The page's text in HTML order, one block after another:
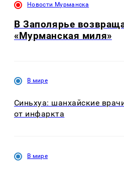
Новости Мурманска
В Заполярье
«Мурманская миля»
В мире
Синьхуа: шанхайские
от инфаркта
В мире